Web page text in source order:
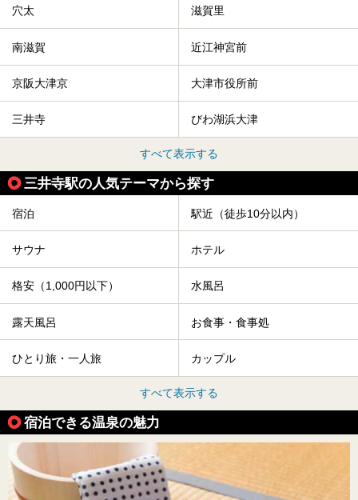
穴太 滋賀里
南滋賀 近江神宮前
京阪大津京 大津市役所前
三井寺 びわ湖浜大津
すべて表示する
三井寺駅の人気テーマから探す
宿泊 駅近（徒歩10分以内）
サウナ ホテル
格安（1,000円以下） 水風呂
露天風呂 お食事・食事処
ひとり旅・一人旅 カップル
すべて表示する
宿泊できる温泉の魅力